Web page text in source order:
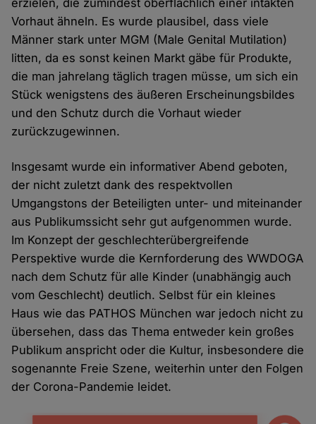
Vorhaut ähneln. Es wurde plausibel, dass viele
Männer stark unter MGM (Male Genital Mutilation)
litten, da es sonst keinen Markt gäbe für Produkte,
die man jahrelang täglich tragen müsse, um sich ein
Stück wenigstens des äußeren Erscheinungsbildes
und den Schutz durch die Vorhaut wieder
zurückzugewinnen.
Insgesamt wurde ein informativer Abend geboten,
der nicht zuletzt dank des respektvollen
Umgangstons der Beteiligten unter- und miteinander
aus Publikumssicht sehr gut aufgenommen wurde.
Im Konzept der geschlechterübergreifende
Perspektive wurde die Kernforderung des WWDOGA
nach dem Schutz für alle Kinder (unabhängig auch
vom Geschlecht) deutlich. Selbst für ein kleines
Haus wie das PATHOS München war jedoch nicht zu
übersehen, dass das Thema entweder kein großes
Publikum anspricht oder die Kultur, insbesondere die
sogenannte Freie Szene, weiterhin unter den Folgen
der Corona-Pandemie leidet.
und
Cookies